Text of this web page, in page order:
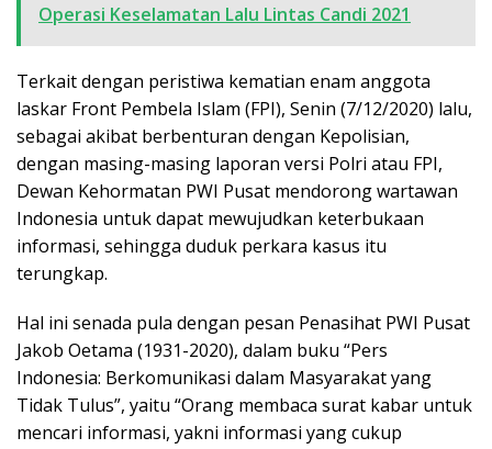
Operasi Keselamatan Lalu Lintas Candi 2021
Terkait dengan peristiwa kematian enam anggota
laskar Front Pembela Islam (FPI), Senin (7/12/2020) lalu,
sebagai akibat berbenturan dengan Kepolisian,
dengan masing-masing laporan versi Polri atau FPI,
Dewan Kehormatan PWI Pusat mendorong wartawan
Indonesia untuk dapat mewujudkan keterbukaan
informasi, sehingga duduk perkara kasus itu
terungkap.
Hal ini senada pula dengan pesan Penasihat PWI Pusat
Jakob Oetama (1931-2020), dalam buku “Pers
Indonesia: Berkomunikasi dalam Masyarakat yang
Tidak Tulus”, yaitu “Orang membaca surat kabar untuk
mencari informasi, yakni informasi yang cukup